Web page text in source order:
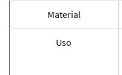
Material
Uso